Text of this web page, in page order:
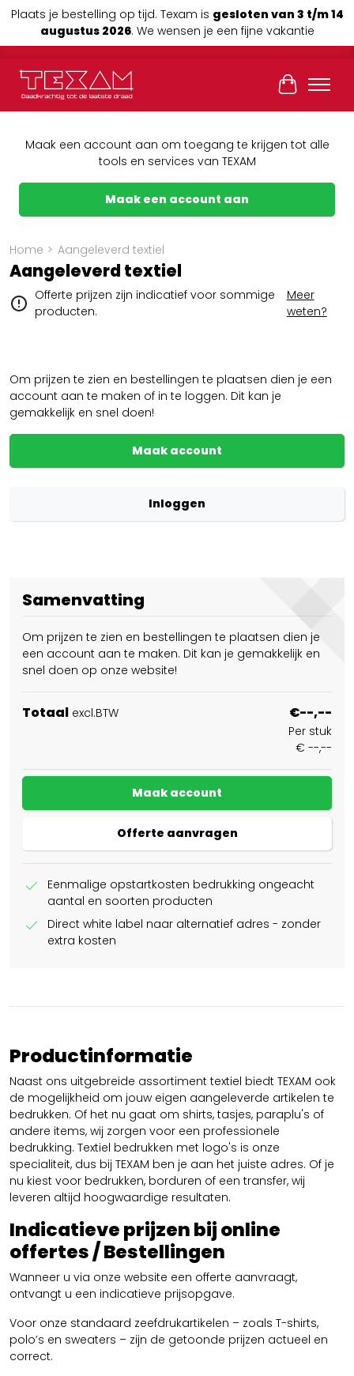
Plaats je bestelling op tijd. Texam is gesloten van 3 t/m 14
augustus 2026. We wensen je een fijne vakantie
Maak een account aan om toegang te krijgen tot alle
tools en services van TEXAM
Maak een account aan
Home > Aangeleverd textiel
Aangeleverd textiel
Offerte prijzen zijn indicatief voor sommige
producten.
Meer
weten?
Om prijzen te zien en bestellingen te plaatsen dien je een
account aan te maken of in te loggen. Dit kan je
gemakkelijk en snel doen!
Maak account
Inloggen
Samenvatting
Om prijzen te zien en bestellingen te plaatsen dien je
een account aan te maken. Dit kan je gemakkelijk en
snel doen op onze website!
Totaal excl.BTW €--,--
Per stuk
€ --,--
Maak account
Offerte aanvragen
check
Eenmalige opstartkosten bedrukking ongeacht
aantal en soorten producten
check
Direct white label naar alternatief adres - zonder
extra kosten
Productinformatie
Naast ons uitgebreide assortiment textiel biedt TEXAM ook
de mogelijkheid om jouw eigen aangeleverde artikelen te
bedrukken. Of het nu gaat om shirts, tasjes, paraplu's of
andere items, wij zorgen voor een professionele
bedrukking. Textiel bedrukken met logo's is onze
specialiteit, dus bij TEXAM ben je aan het juiste adres. Of je
nu kiest voor bedrukken, borduren of een transfer, wij
leveren altijd hoogwaardige resultaten.
Indicatieve prijzen bij online
offertes / Bestellingen
Wanneer u via onze website een offerte aanvraagt,
ontvangt u een indicatieve prijsopgave.
Voor onze standaard zeefdrukartikelen – zoals T-shirts,
polo’s en sweaters – zijn de getoonde prijzen actueel en
correct.